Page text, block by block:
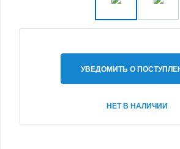
УВЕДОМИТЬ О
НЕТ В НАЛИЧИИ